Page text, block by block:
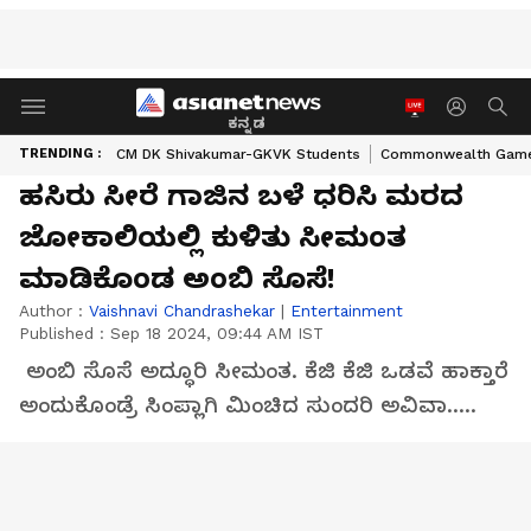
ಕನ್ನಡ
TRENDING : CM DK Shivakumar-GKVK Students Commonwealth
ಹಸಿರು ಸೀರೆ ಗಾಜಿನ ಬಳೆ ಧರಿಸಿ ಮರದ
ಜೋಕಾಲಿಯಲ್ಲಿ ಕುಳಿತು ಸೀಮಂತ
ಮಾಡಿಕೊಂಡ ಅಂಬಿ ಸೊಸೆ!
Author : Vaishnavi Chandrashekar | Entertainment
Published : Sep 18 2024, 09:44 AM IST
ಅಂಬಿ ಸೊಸೆ ಅದ್ಧೂರಿ ಸೀಮಂತ. ಕೆಜಿ ಕೆಜಿ ಒಡವೆ ಹಾಕ್ತಾರೆ
ಅಂದುಕೊಂಡ್ರೆ ಸಿಂಪ್ಲಾಗಿ ಮಿಂಚಿದ ಸುಂದರಿ ಅವಿವಾ.....